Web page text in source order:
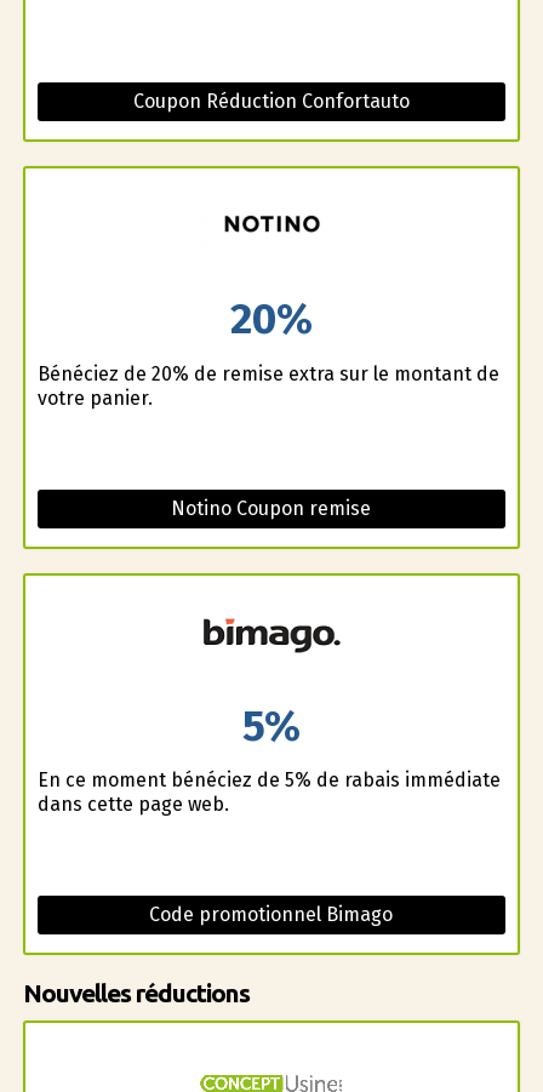
Coupon Réduction Confortauto
20%
Bénéficiez de 20% de remise extra sur le montant de
votre panier.
Notino Coupon remise
5%
En ce moment bénéficiez de 5% de rabais immédiate
dans cette page web.
Code promotionnel Bimago
Nouvelles réductions